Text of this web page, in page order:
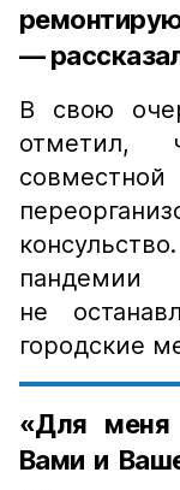
—
В свою
отметил,
не
городские
«Для меня
Вами и